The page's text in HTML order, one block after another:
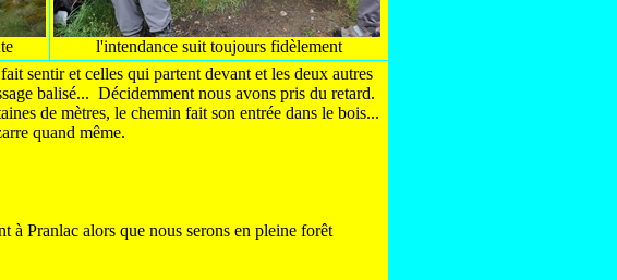
l'intendance suit toujours fidèlement
sentir et celles qui partent devant et les deux autres
balisé... Décidemment nous avons pris du retard.
de mètres, le chemin fait son entrée dans le bois...
quand même.
Pranlac alors que nous serons en pleine forêt